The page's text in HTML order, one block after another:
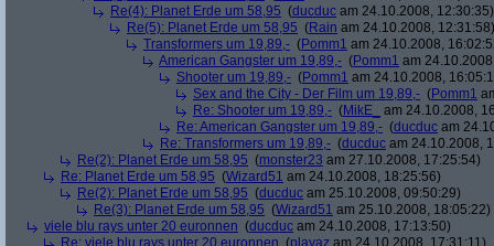
Re(4): Planet Erde um 58,95 (ducduc am 24.10.2008, 12:30:35)
Re(5): Planet Erde um 58,95 (Rain am 24.10.2008, 12:31:58)
Transformers um 19,89,- (Pomm1 am 24.10.2008,
American Gangster um 19,89,- (Pomm1 am
Shooter um 19,89,- (Pomm1 am 24.10.2008,
Sex and the City - Der Film um 19,89,- (Pomm1
Re: Shooter um 19,89,- (MikE_
am 24.10.2008,
Re: American Gangster um 19,89,- (ducduc am
Re: Transformers um 19,89,- (ducduc am 24.10.2008,
Re(2): Planet Erde um 58,95 (monster23 am 27.10.2008, 17:25:54)
Re: Planet Erde um 58,95 (Wizard51 am 24.10.2008, 18:25:56)
Re(2): Planet Erde um 58,95 (ducduc am 25.10.2008, 09:50:29)
Re(3): Planet Erde um 58,95 (Wizard51 am 25.10.2008, 18:05:22)
viele blu rays unter 20 euronnen (ducduc am 24.10.2008, 17:13:50)
Re: viele blu rays unter 20 euronnen (playaz am 24.10.2008, 17:31:11)